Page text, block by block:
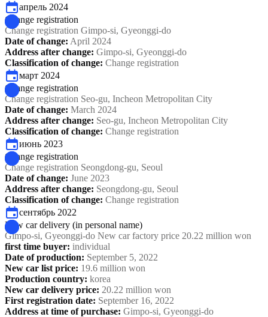
апрель 2024
Change registration
Change registration Gimpo-si, Gyeonggi-do
Date of change: April 2024
Address after change: Gimpo-si, Gyeonggi-do
Classification of change: Change registration
март 2024
Change registration
Change registration Seo-gu, Incheon Metropolitan City
Date of change: March 2024
Address after change: Seo-gu, Incheon Metropolitan City
Classification of change: Change registration
июнь 2023
Change registration
Change registration Seongdong-gu, Seoul
Date of change: June 2023
Address after change: Seongdong-gu, Seoul
Classification of change: Change registration
сентябрь 2022
New car delivery (in personal name)
Gimpo-si, Gyeonggi-do New car factory price 20.22 million won
first time buyer: individual
Date of production: September 5, 2022
New car list price: 19.6 million won
Production country: korea
New car delivery price: 20.22 million won
First registration date: September 16, 2022
Address at time of purchase: Gimpo-si, Gyeonggi-do